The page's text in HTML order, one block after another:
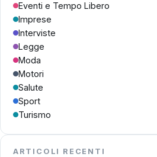
Eventi e Tempo Libero
Imprese
Interviste
Legge
Moda
Motori
Salute
Sport
Turismo
ARTICOLI RECENTI